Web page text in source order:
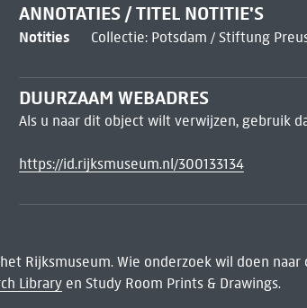
ANNOTATIES / TITEL NOTITIE'S
Notities Collectie: Potsdam / Stiftung
DUURZAAM WEBADRES
Als u naar dit object wilt verwijzen, gebruik
https://id.rijksmuseum.nl/300133134
Rijksmuseum. Wie onderzoek wil doen
Libraryen Study Room Prints & Drawings.